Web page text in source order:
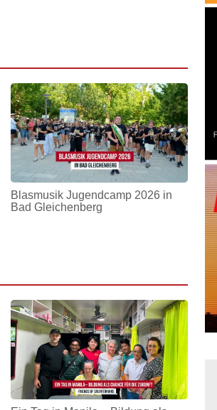
Blasmusik Jugendcamp 2026 in
Bad Gleichenberg